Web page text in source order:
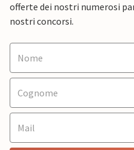
offerte dei nostri numerosi
nostri concorsi.